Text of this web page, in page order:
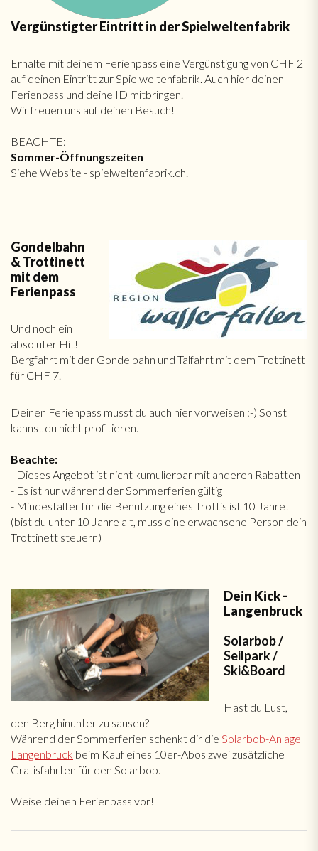
Vergünstigter Eintritt in der Spielweltenfabrik
Erhalte mit deinem Ferienpass eine Vergünstigung von CHF 2
auf deinen Eintritt zur Spielweltenfabrik. Auch hier deinen
Ferienpass und deine ID mitbringen.
Wir freuen uns auf deinen Besuch!
BEACHTE:
Sommer-Öffnungszeiten
Siehe Website - spielweltenfabrik.ch.
Gondelbahn
& Trottinett
mit dem
Ferienpass
Und noch ein
absoluter Hit!
Bergfahrt mit der Gondelbahn und Talfahrt mit dem Trottinett
für CHF 7.
Deinen Ferienpass musst du auch hier vorweisen :-) Sonst
kannst du nicht profitieren.
Beachte:
- Dieses Angebot ist nicht kumulierbar mit anderen Rabatten
- Es ist nur während der Sommerferien gültig
- Mindestalter für die Benutzung eines Trottis ist 10 Jahre!
(bist du unter 10 Jahre alt, muss eine erwachsene Person dein
Trottinett steuern)
Dein Kick -
Langenbruck
Solarbob /
Seilpark /
Ski&Board
Hast du Lust,
den Berg hinunter zu sausen?
Während der Sommerferien schenkt dir die Solarbob-Anlage
Langenbruck beim Kauf eines 10er-Abos zwei zusätzliche
Gratisfahrten für den Solarbob.
Weise deinen Ferienpass vor!